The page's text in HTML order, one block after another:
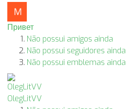
Привет
Não possui amigos ainda
Não possui seguidores ainda
Não possui emblemas ainda
OlegLitVV